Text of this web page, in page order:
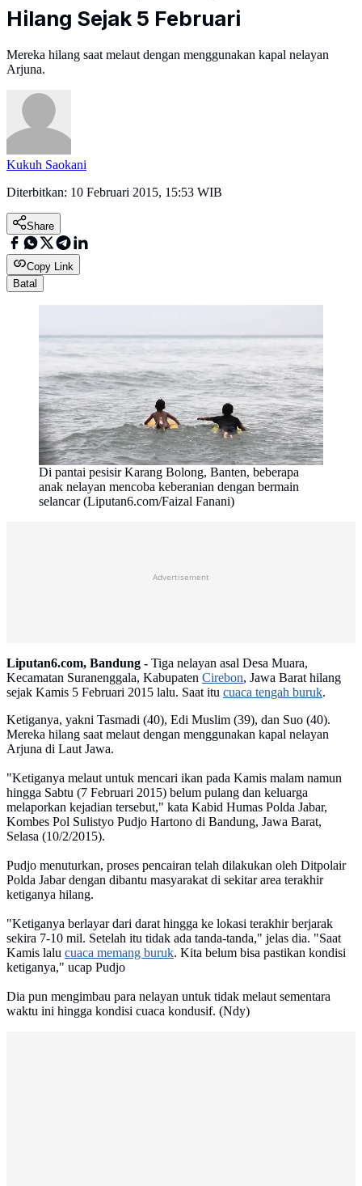
Hilang Sejak 5 Februari
Mereka hilang saat melaut dengan menggunakan kapal nelayan
Arjuna.
Kukuh Saokani
Diterbitkan: 10 Februari 2015, 15:53 WIB
Share
Copy Link
Batal
Di pantai pesisir Karang Bolong, Banten, beberapa
anak nelayan mencoba keberanian dengan bermain
selancar (Liputan6.com/Faizal Fanani)
Advertisement
Liputan6.com, Bandung - Tiga nelayan asal Desa Muara,
Kecamatan Suranenggala, Kabupaten Cirebon, Jawa Barat hilang
sejak Kamis 5 Februari 2015 lalu. Saat itu cuaca tengah buruk.
Ketiganya, yakni Tasmadi (40), Edi Muslim (39), dan Suo (40).
Mereka hilang saat melaut dengan menggunakan kapal nelayan
Arjuna di Laut Jawa.
"Ketiganya melaut untuk mencari ikan pada Kamis malam namun
hingga Sabtu (7 Februari 2015) belum pulang dan keluarga
melaporkan kejadian tersebut," kata Kabid Humas Polda Jabar,
Kombes Pol Sulistyo Pudjo Hartono di Bandung, Jawa Barat,
Selasa (10/2/2015).
Pudjo menuturkan, proses pencairan telah dilakukan oleh Ditpolair
Polda Jabar dengan dibantu masyarakat di sekitar area terakhir
ketiganya hilang.
"Ketiganya berlayar dari darat hingga ke lokasi terakhir berjarak
sekira 7-10 mil. Setelah itu tidak ada tanda-tanda," jelas dia. "Saat
Kamis lalu cuaca memang buruk. Kita belum bisa pastikan kondisi
ketiganya," ucap Pudjo
Dia pun mengimbau para nelayan untuk tidak melaut sementara
waktu ini hingga kondisi cuaca kondusif. (Ndy)